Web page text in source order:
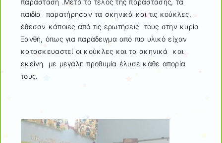
παιδία παρατήρησαν τα σκηνικά και τις κούκλες,
έθεσαν κάποιες από τις ερωτήσεις τους στην κυρία
Ξανθή, όπως για παράδειγμα από πιο υλικό είχαν
κατασκευαστεί οι κούκλες και τα σκηνικά και
εκείνη με μεγάλη προθυμία έλυσε κάθε απορία
τους.